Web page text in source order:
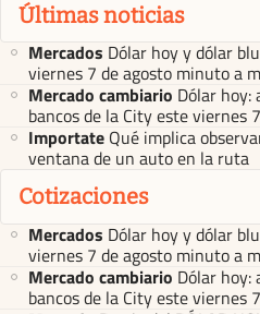
Últimas noticias
Mercados Dólar hoy y dólar
viernes 7 de agosto minuto a
Mercado cambiario Dólar hoy:
bancos de la City este viernes
Importate Qué implica
ventana de un auto en la ruta
Cotizaciones
Mercados Dólar hoy y dólar
viernes 7 de agosto minuto a
Mercado cambiario Dólar hoy:
bancos de la City este viernes